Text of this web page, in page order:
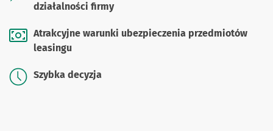
działalności firmy
Atrakcyjne warunki ubezpieczenia przedmiotów
leasingu
Szybka decyzja